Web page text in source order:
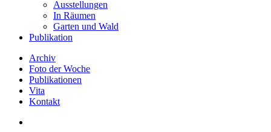
Ausstellungen
In Räumen
Garten und Wald
Publikation
Archiv
Foto der Woche
Publikationen
Vita
Kontakt